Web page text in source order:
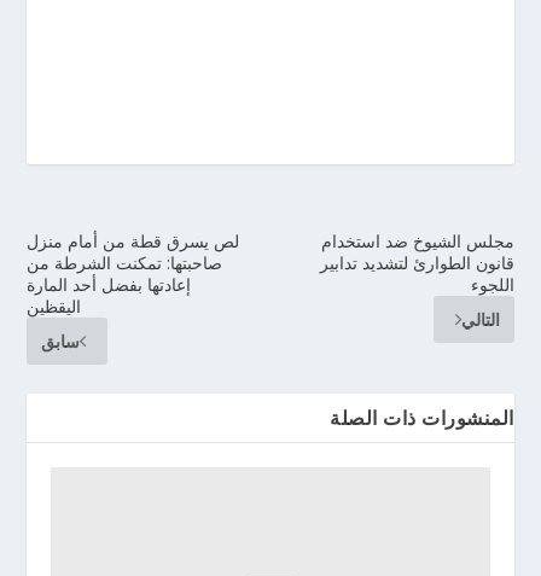
لص يسرق قطة من أمام منزل
صاحبتها: تمكنت الشرطة من
إعادتها بفضل أحد المارة
اليقظين
سابق
مجلس الشيوخ ضد استخدام
قانون الطوارئ لتشديد تدابير
اللجوء
التالي
المنشورات ذات الصلة